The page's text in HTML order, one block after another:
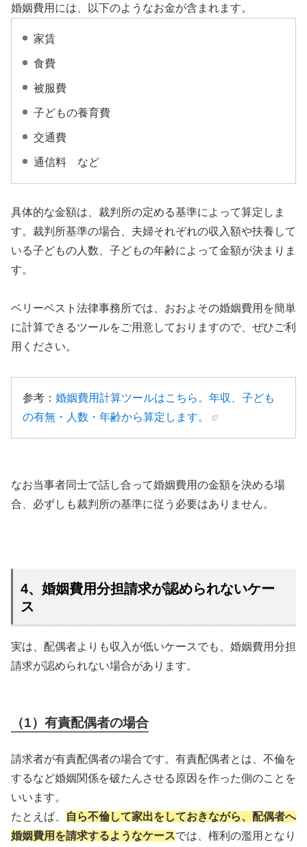
婚姻費用には、以下のようなお金が含まれます。
家賃
食費
被服費
子どもの養育費
交通費
通信料 など
具体的な金額は、裁判所の定める基準によって算定しま
す。裁判所基準の場合、夫婦それぞれの収入額や扶養して
いる子どもの人数、子どもの年齢によって金額が決まりま
す。
ベリーベスト法律事務所では、おおよその婚姻費用を簡単
に計算できるツールをご用意しておりますので、ぜひご利
用ください。
参考： 婚姻費用計算ツールはこちら。年収、子ども
の有無・人数・年齢から算定します。
なお当事者同士で話し合って婚姻費用の金額を決める場
合、必ずしも裁判所の基準に従う必要はありません。
4、婚姻費用分担請求が認められないケー
ス
実は、配偶者よりも収入が低いケースでも、婚姻費用分担
請求が認められない場合があります。
（1）有責配偶者の場合
請求者が有責配偶者の場合です。有責配偶者とは、不倫を
するなど婚姻関係を破たんさせる原因を作った側のことを
いいます。
たとえば、
自ら不倫して家出をしておきながら、配偶者へ
婚姻費用を請求するようなケースでは、権利の濫用となり